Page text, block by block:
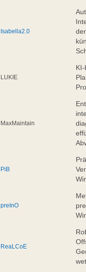
Isabella2.0
LUKIE
MaxMaintain
PiB
preInO
ReaLCoE